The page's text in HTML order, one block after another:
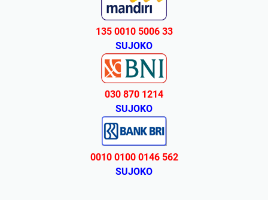
135 0010 5006 33
SUJOKO
030 870 1214
SUJOKO
0010 0100 0146 562
SUJOKO